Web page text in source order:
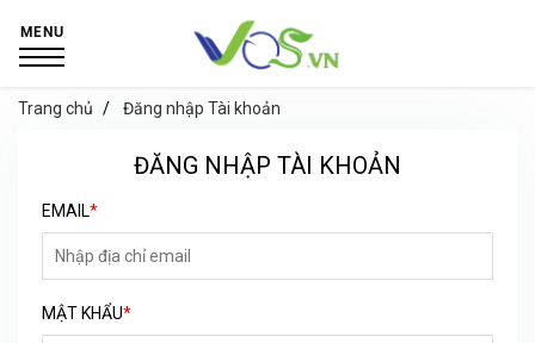
MENU
Trang chủ Đăng nhập Tài khoản
ĐĂNG NHẬP TÀI KHOẢN
EMAIL*
MẬT KHẨU*